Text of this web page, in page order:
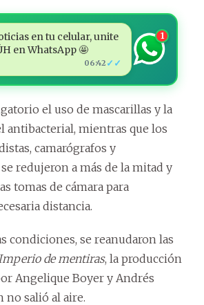
en tu celular, unite
en WhatsApp 🤩
06:42 ✓✓
1
el uso de mascarillas y la
antibacterial, mientras que los
camarógrafos y
redujeron a más de la mitad y
tomas de cámara para
distancia.
condiciones, se reanudaron las
Imperio de mentiras, la producción
Angelique Boyer y Andrés
no salió al aire.